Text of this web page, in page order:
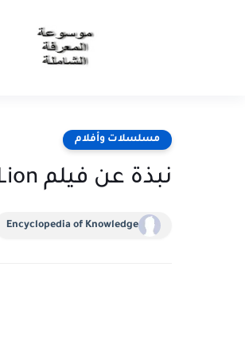
مسلسلات وأفلام
نبذة عن فيلم Lion وقصته
Encyclopedia of Knowledge